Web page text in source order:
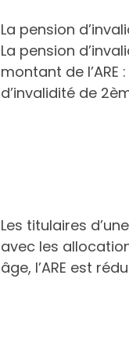
La pension
La pension
montant de
d’invalidité de
Les titulaires
avec les
âge, l’ARE est